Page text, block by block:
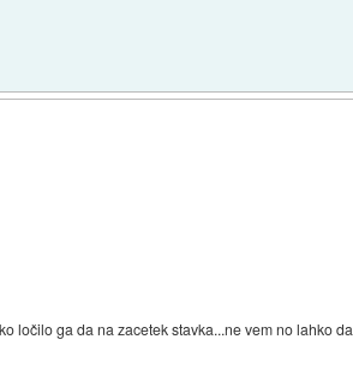
ločilo ga da na zacetek stavka...ne vem no lahko da